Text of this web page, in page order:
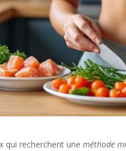
qui recherchent uneméthode